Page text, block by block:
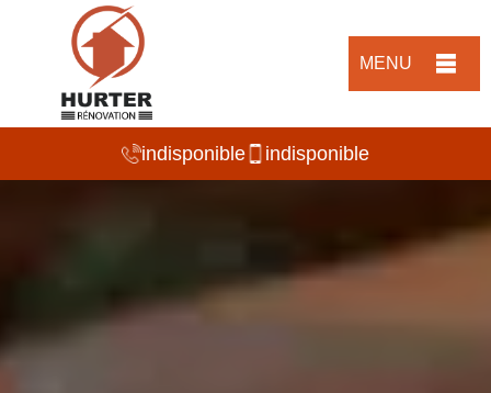
MENU
indisponible indisponible